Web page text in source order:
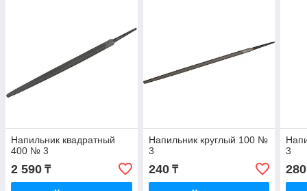
Напильник квадратный
400 № 3
2 590 ₸
Напильник круглый 100 №
3
240₸
3
280